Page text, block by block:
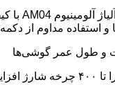
مداوم از